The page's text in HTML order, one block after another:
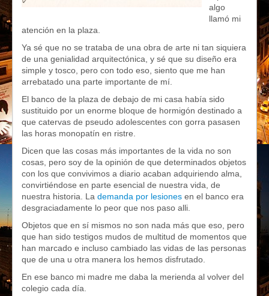
algo
llamó mi
atención en la plaza.
Ya sé que no se trataba de una obra de arte ni tan siquiera
de una genialidad arquitectónica, y sé que su diseño era
simple y tosco, pero con todo eso, siento que me han
arrebatado una parte importante de mí.
El banco de la plaza de debajo de mi casa había sido
sustituido por un enorme bloque de hormigón destinado a
que catervas de pseudo adolescentes con gorra pasasen
las horas monopatín en ristre.
Dicen que las cosas más importantes de la vida no son
cosas, pero soy de la opinión de que determinados objetos
con los que convivimos a diario acaban adquiriendo alma,
convirtiéndose en parte esencial de nuestra vida, de
nuestra historia. La demanda por lesiones en el banco era
desgraciadamente lo peor que nos paso alli.
Objetos que en sí mismos no son nada más que eso, pero
que han sido testigos mudos de multitud de momentos que
han marcado e incluso cambiado las vidas de las personas
que de una u otra manera los hemos disfrutado.
En ese banco mi madre me daba la merienda al volver del
colegio cada día.